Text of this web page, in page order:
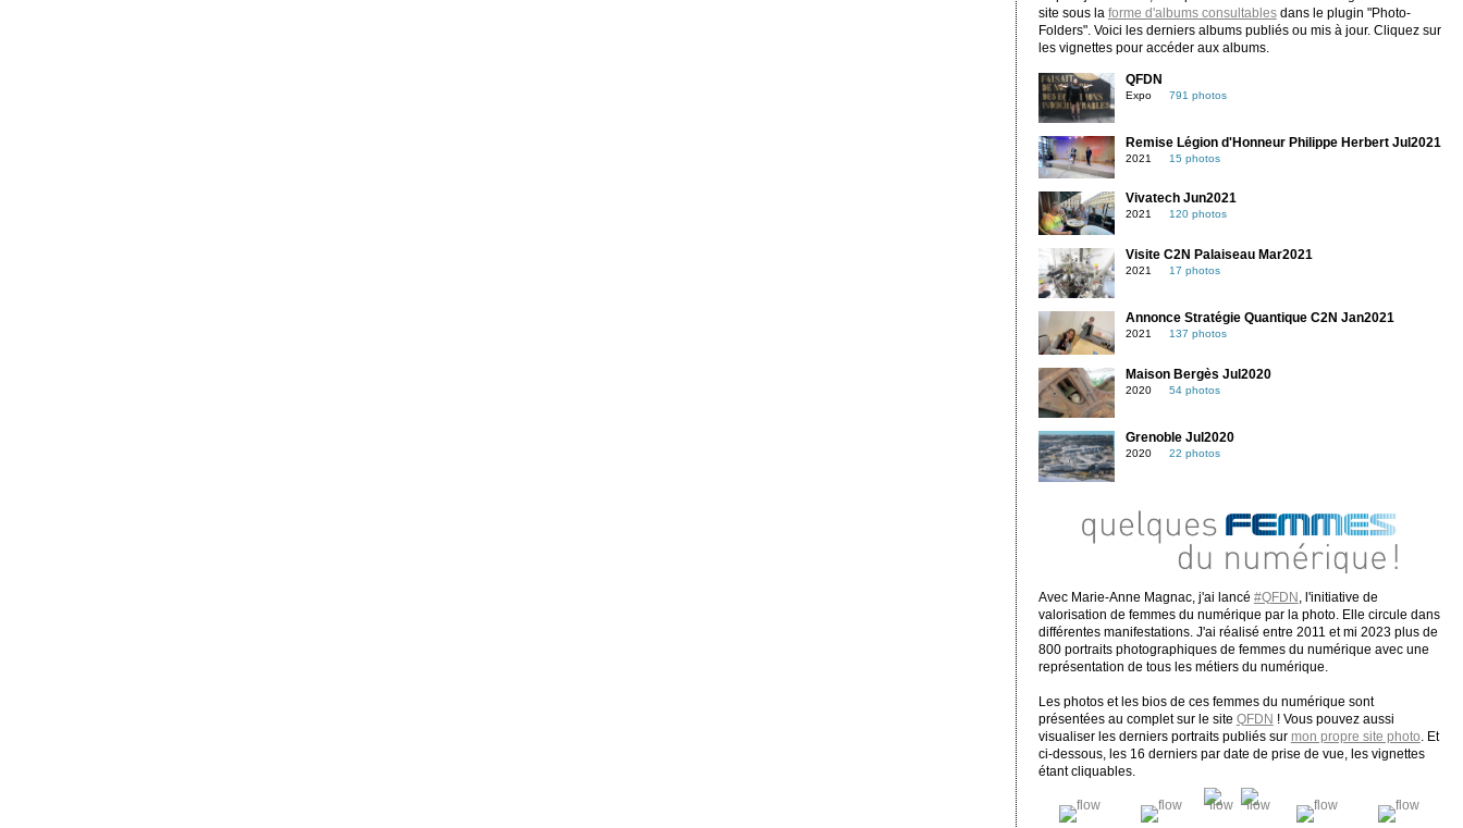
site sous la forme d'albums consultablesdans le plugin "Photo-
Folders". Voici les derniers albums publiés ou mis à jour. Cliquez sur
les vignettes pour accéder aux albums.
QFDN
Expo 791 photos
Remise Légion d'Honneur Philippe Herbert Jul2021
2021 15 photos
Vivatech Jun2021
2021 120 photos
Visite C2N Palaiseau Mar2021
2021 17 photos
Annonce Stratégie Quantique C2N Jan2021
2021 137 photos
Maison Bergès Jul2020
2020 54 photos
Grenoble Jul2020
2020 22 photos
Avec Marie-Anne Magnac, j'ai lancé #QFDN
, l'initiative de
valorisation de femmes du numérique par la photo. Elle circule dans
différentes manifestations. J'ai réalisé entre 2011 et mi 2023 plus de
800 portraits photographiques de femmes du numérique avec une
représentation de tous les métiers du numérique.
Les photos et les bios de ces femmes du numérique sont
présentées au complet sur le site QFDN ! Vous pouvez aussi
visualiser les derniers portraits publiés sur mon propre site photo . Et
ci-dessous, les 16 derniers par date de prise de vue, les vignettes
étant cliquables.